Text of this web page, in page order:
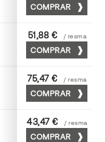
COMPRAR
63 x 88
51,88 € / resma
COMPRAR
63 x 88
75,47 € / resma
COMPRAR
45 x 64
43,47 € / resma
COMPRAR